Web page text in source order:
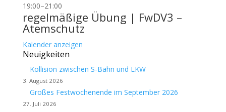
19:00–21:00
regelmäßige Übung | FwDV3 –
Atemschutz
Kalender anzeigen
Neuigkeiten
Kollision zwischen S-Bahn und LKW
3. August 2026
Großes Festwochenende im September 2026
27. Juli 2026